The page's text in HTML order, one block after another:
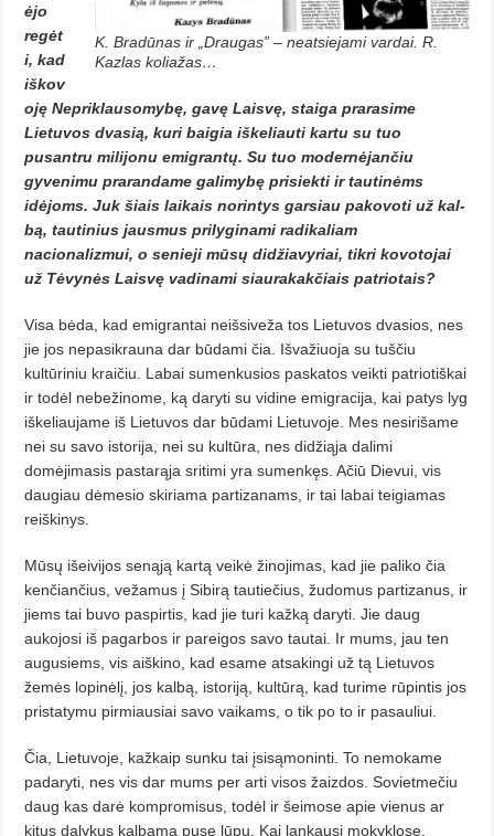
K. Bradūnas ir „Draugas” – neatsiejami vardai. R.
Kazlas koliažas…
ėjo
regėt
i, kad
iškov
oję Nepriklausomybę, gavę Laisvę, staiga prarasime
Lietuvos dvasią, kuri baigia iškeliauti kartu su tuo
pusantru milijonu emigrantų. Su tuo modernėjančiu
gyvenimu pra­randame galimybę prisiekti ir tau­tinėms
idėjoms. Juk šiais laikais norintys garsiau pakovoti už kal­
bą, tautinius jausmus prilyginami radikaliam
nacionalizmui, o se­nie­ji mūsų didžiavyriai, tikri ko­votojai
už Tėvynės Laisvę vadinami siaurakakčiais patriotais?
Visa bėda, kad emigrantai neišsiveža tos Lietuvos dvasios, nes
jie jos nepasikrauna dar būdami čia. Išva­žiuoja su tuščiu
kultūriniu kraičiu. Labai sumenkusios paskatos veikti patriotiškai
ir todėl nebežinome, ką da­ryti su vidine emigracija, kai patys lyg
iškeliaujame iš Lietuvos dar bū­dami Lietuvoje. Mes nesirišame
nei su savo istorija, nei su kultūra, nes didžiąja dalimi
domėjimasis pastarąja sritimi yra sumenkęs. Ačiū Dievui, vis
daugiau dėmesio skiriama partizanams, ir tai labai teigiamas
reiš­kinys.
Mūsų išeivijos senąją kartą veikė žinojimas, kad jie paliko čia
kenčian­čius, vežamus į Sibirą tautiečius, žu­domus partizanus, ir
jiems tai buvo paspirtis, kad jie turi kažką daryti. Jie daug
aukojosi iš pagarbos ir pa­reigos savo tautai. Ir mums, jau ten
augusiems, vis aiškino, kad esame at­sakingi už tą Lietuvos
žemės lopinėlį, jos kalbą, istoriją, kultūrą, kad turi­me rūpintis jos
pristatymu pirmiausiai savo vaikams, o tik po to ir pa­sauliui.
Čia, Lietuvoje, kažkaip sunku tai įsisąmoninti. To nemokame
padaryti, nes vis dar mums per arti visos žaizdos. Sovietmečiu
daug kas darė kompromisus, todėl ir šeimose apie vienus ar
kitus dalykus kalbama puse lūpų. Kai lankausi mokyklose,